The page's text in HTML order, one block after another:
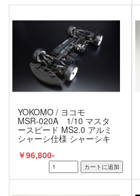
YOKOMO / ヨコモ
MSR-020A 1/10 マスタ
ースピード MS2.0 アルミ
シャーシ仕様 シャーシキ
￥96,800-